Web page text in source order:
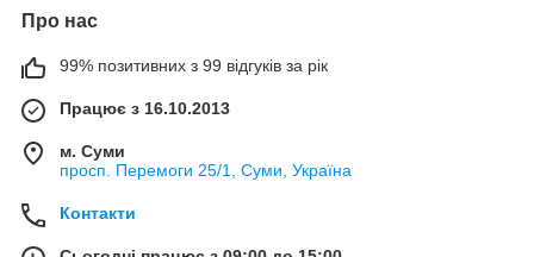
Про нас
99% позитивних з 99 відгуків за рік
Працює з 16.10.2013
м. Суми
просп. Перемоги 25/1, Суми, Україна
Контакти